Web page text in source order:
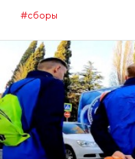
#сборы